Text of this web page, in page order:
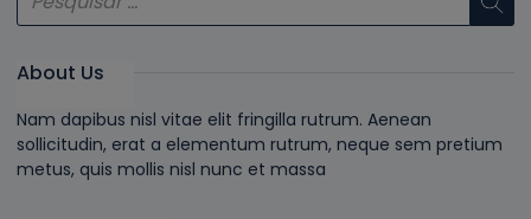
About Us
Nam dapibus nisl vitae elit fringilla rutrum. Aenean
sollicitudin, erat a elementum rutrum, neque sem pretium
metus, quis mollis nisl nunc et massa